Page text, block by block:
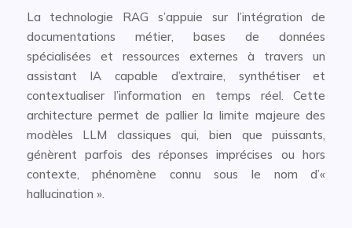
La technologie RAG s’appuie sur l’intégration de
documentations métier, bases de données
spécialisées et ressources externes à travers un
assistant IA capable d’extraire, synthétiser et
contextualiser l’information en temps réel. Cette
architecture permet de pallier la limite majeure des
modèles LLM classiques qui, bien que puissants,
génèrent parfois des réponses imprécises ou hors
contexte, phénomène connu sous le nom d’«
hallucination ».